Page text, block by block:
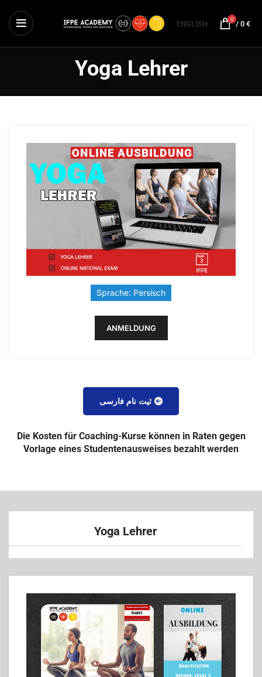
ENGLISH 0 / 0 €
Yoga Lehrer
Sprache: Persisch
ANMELDUNG
ثیت نام فارسی
Die Kosten für Coaching-Kurse können in Raten gegen
Vorlage eines Studentenausweises bezahlt werden
Yoga Lehrer